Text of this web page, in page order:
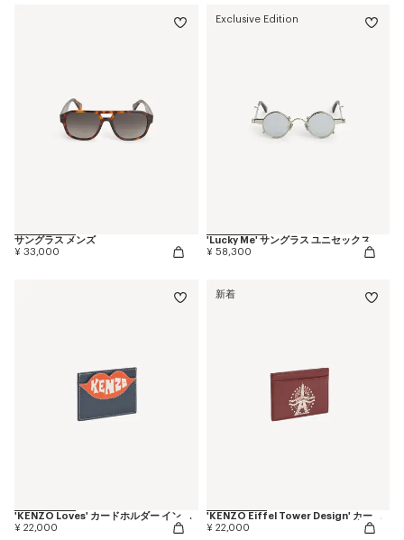
サングラス メンズ
¥ 33,000
Exclusive Edition
'Lucky Me' サングラス ユニセックス
¥ 58,300
'KENZO Loves' カードホルダー イン レザー
¥ 22,000
新着
'KENZO Eiffel Tower Design' カードホルダー イン レザー
¥ 22,000